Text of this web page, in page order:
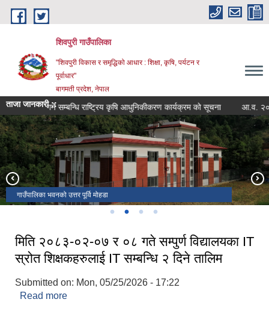
Skip to main content
शिवपुरी गाउँपालिका
"शिवपुरी विकास र समृद्धिको आधार : शिक्षा, कृषि, पर्यटन र
पूर्वाधार"
बागमती प्रदेश, नेपाल
ताजा जानकारी ::
पेश गर्ने सम्बन्धि राष्ट्रिय कृषि आधुनिकीकरण कार्यक्रम को सूचना आ.व. २०८२/
गाउँपालिका भवनको दक्षिण मोहडा
गाउँपालिका भवनको उत्तर पूर्वि मोहडा
वडा न. ७ सुनखानी स्थित गुम्बा
वडा नं ८ स्थित थानापति मन्दिर
मिति २०८३-०२-०७ र ०८ गते सम्पुर्ण विद्यालयका IT
स्रोत शिक्षकहरुलाई IT सम्बन्धि २ दिने तालिम
Submitted on: Mon, 05/25/2026 - 17:22
Read more